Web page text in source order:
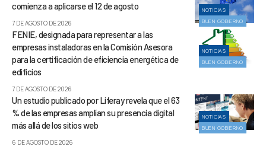
NOTICIAS
BUEN GOBIERNO
comienza a aplicarse el 12 de agosto
7 DE AGOSTO DE 2026
NOTICIAS
BUEN GOBIERNO
FENIE, designada para representar a las
empresas instaladoras en la Comisión Asesora
para la certificación de eficiencia energética de
edificios
7 DE AGOSTO DE 2026
NOTICIAS
BUEN GOBIERNO
Un estudio publicado por Liferay revela que el 63
% de las empresas amplían su presencia digital
más allá de los sitios web
6 DE AGOSTO DE 2026